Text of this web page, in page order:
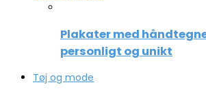
Plakater med
personligt og unikt
Tøj og mode